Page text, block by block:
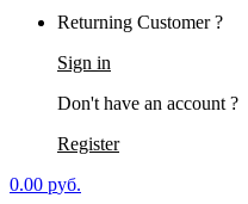
Returning Customer ?
Sign in
Don't have an account ?
Register
0.00 руб.